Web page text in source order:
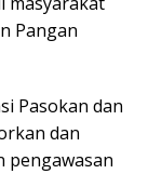
Pangan
Pasokan dan
dan
pengawasan